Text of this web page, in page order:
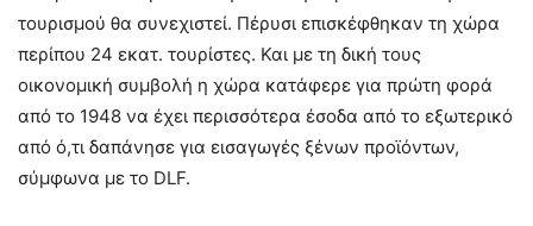
τουρισμού θα συνεχιστεί. Πέρυσι επισκέφθηκαν τη χώρα
περίπου 24 εκατ. τουρίστες. Και με τη δική τους
οικονομική συμβολή η χώρα κατάφερε για πρώτη φορά
από το 1948 να έχει περισσότερα έσοδα από το εξωτερικό
από ό,τι δαπάνησε για εισαγωγές ξένων προϊόντων,
σύμφωνα με το DLF.